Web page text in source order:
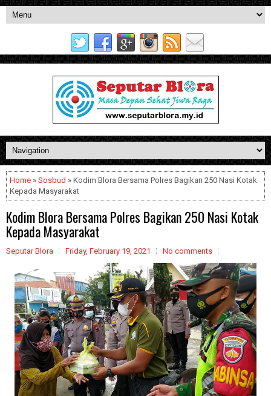
Home » Sosbud » Kodim Blora Bersama Polres Bagikan 250 Nasi Kotak
Kepada Masyarakat
Kodim Blora Bersama Polres Bagikan 250 Nasi Kotak
Kepada Masyarakat
Seputar Blora Friday, February 19, 2021 No comments